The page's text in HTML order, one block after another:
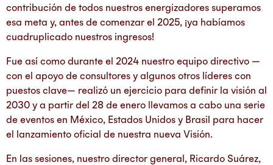
contribución de todos nuestros energizadores superamos
esa meta y, antes de comenzar el 2025, ¡ya habíamos
cuadruplicado nuestros ingresos!
Fue así como durante el 2024 nuestro equipo directivo —
con el apoyo de consultores y algunos otros líderes con
puestos clave— realizó un ejercicio para definir la visión al
2030 y a partir del 28 de enero llevamos a cabo una serie
de eventos en México, Estados Unidos y Brasil para hacer
el lanzamiento oficial de nuestra nueva Visión.
En las sesiones, nuestro director general, Ricardo Suárez,